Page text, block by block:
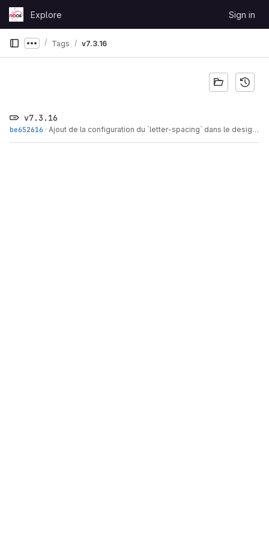
Skip to content
GitLabExplore Sign in
Show more breadcrumbs
Tags v7.3.16
v7.3.16
be652616 · Ajout de la configuration du `letter-spacing` dans le design système typographique (#1004)